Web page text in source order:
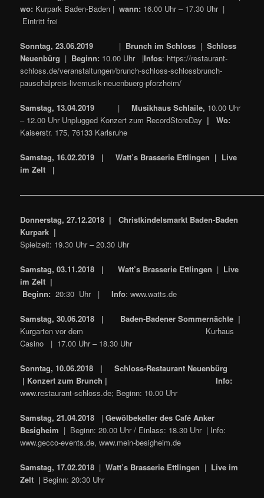
wo: Kurpark Baden-Baden |wann: 16.00 Uhr – 17.30 Uhr |
Eintritt frei
Sonntag, 23.06.2019 | Brunch im Schloss |Schloss
Neuenbürg | Beginn: 10.00 Uhr |Infos: https://restaurant-
schloss.de/veranstaltungen/brunch-schloss-schlossbrunch-
pauschalpreis-livemusik-neuenbuerg-pforzheim/
Samstag, 13.04.2019 |Musikhaus Schlaile, 10.00 Uhr
– 12.00 Uhr Unplugged Konzert zum RecordStoreDay |
Wo:
Kaiserstr. 175, 76133 Karlsruhe
Samstag, 16.02.2019 | Watt’s Brasserie Ettlingen | Live
im Zelt |
Donnerstag, 27.12.2018 | Christkindelsmarkt Baden-Baden
Kurpark |
Spielzeit: 19.30 Uhr – 20.30 Uhr
Samstag, 03.11.2018 | Watt’s Brasserie Ettlingen | Live
im Zelt |
Beginn: 20:30 Uhr | Info: www.watts.de
Samstag, 30.06.2018 | Baden-Badener Sommernächte |
Kurgarten vor dem Kurhaus
Casino | 17.00 Uhr – 18.30 Uhr
Sonntag, 10.06.2018 |Schloss-Restaurant Neuenbürg
| Konzert zum Brunch |
Info:
www.restaurant-schloss.de; Beginn: 10.00 Uhr
Samstag, 21.04.2018 |Gewölbekeller des Café Anker
Besigheim | Beginn: 20.00 Uhr / Einlass: 18.30 Uhr | Info:
www.gecco-events.de, www.mein-besigheim.de
Samstag, 17.02.2018 |Watt’s Brasserie Ettlingen | Live im
Zelt | Beginn: 20:30 Uhr